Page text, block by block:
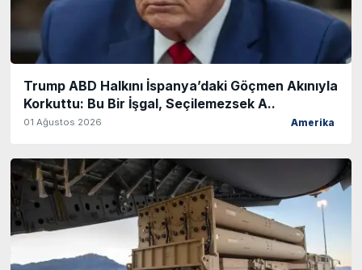
Trump ABD Halkını İspanya’daki Göçmen Akınıyla
Korkuttu: Bu Bir İşgal, Seçilemezsek A..
01 Ağustos 2026 Amerika